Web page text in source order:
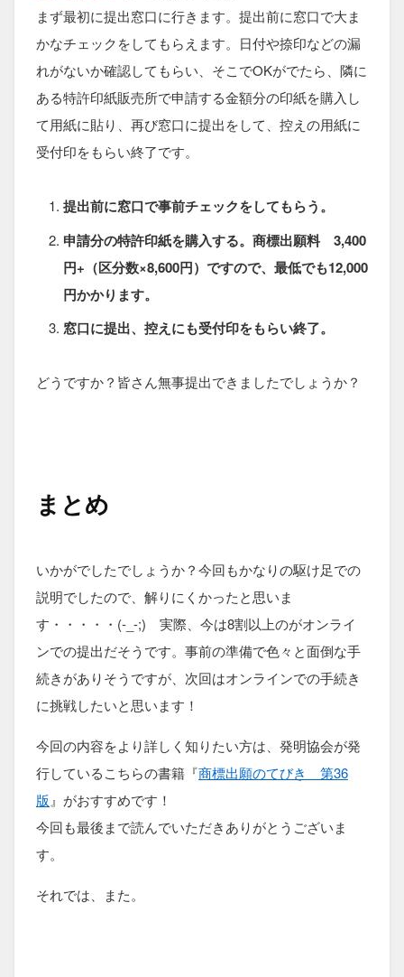
まず最初に提出窓口に行きます。提出前に窓口で大ま
かなチェックをしてもらえます。日付や捺印などの漏
れがないか確認してもらい、そこでOKがでたら、隣に
ある特許印紙販売所で申請する金額分の印紙を購入し
て用紙に貼り、再び窓口に提出をして、控えの用紙に
受付印をもらい終了です。
提出前に窓口で事前チェックをしてもらう。
申請分の特許印紙を購入する。商標出願料 3,400
円+（区分数×8,600円）ですので、最低でも12,000
円かかります。
窓口に提出、控えにも受付印をもらい終了。
どうですか？皆さん無事提出できましたでしょうか？
まとめ
いかがでしたでしょうか？今回もかなりの駆け足での
説明でしたので、解りにくかったと思いま
す・・・・・(-_-;) 実際、今は8割以上のがオンライ
ンでの提出だそうです。事前の準備で色々と面倒な手
続きがありそうですが、次回はオンラインでの手続き
に挑戦したいと思います！
今回の内容をより詳しく知りたい方は、発明協会が発
行しているこちらの書籍『商標出願のてびき 第36
版』がおすすめです！
今回も最後まで読んでいただきありがとうございま
す。
それでは、また。